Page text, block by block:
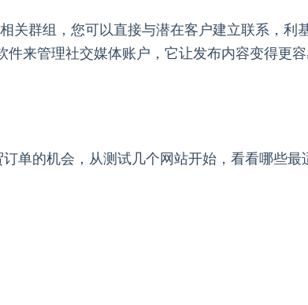
群组，您可以直接与潜在客户建立联系，利
来管理社交媒体账户，它让发布内容变得更
单的机会，从测试几个网站开始，看看哪些最